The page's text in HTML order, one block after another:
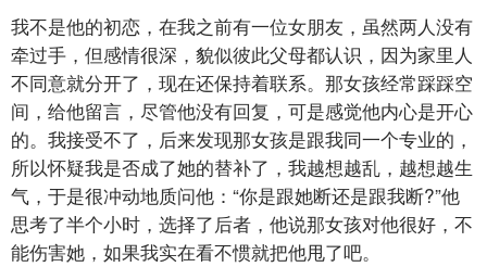
我不是他的初恋，在我之前有一位女朋友，虽然两人没有
牵过手，但感情很深，貌似彼此父母都认识，因为家里人
不同意就分开了，现在还保持着联系。那女孩经常踩踩空
间，给他留言，尽管他没有回复，可是感觉他内心是开心
的。我接受不了，后来发现那女孩是跟我同一个专业的，
所以怀疑我是否成了她的替补了，我越想越乱，越想越生
气，于是很冲动地质问他：“你是跟她断还是跟我断?”他
思考了半个小时，选择了后者，他说那女孩对他很好，不
能伤害她，如果我实在看不惯就把他甩了吧。